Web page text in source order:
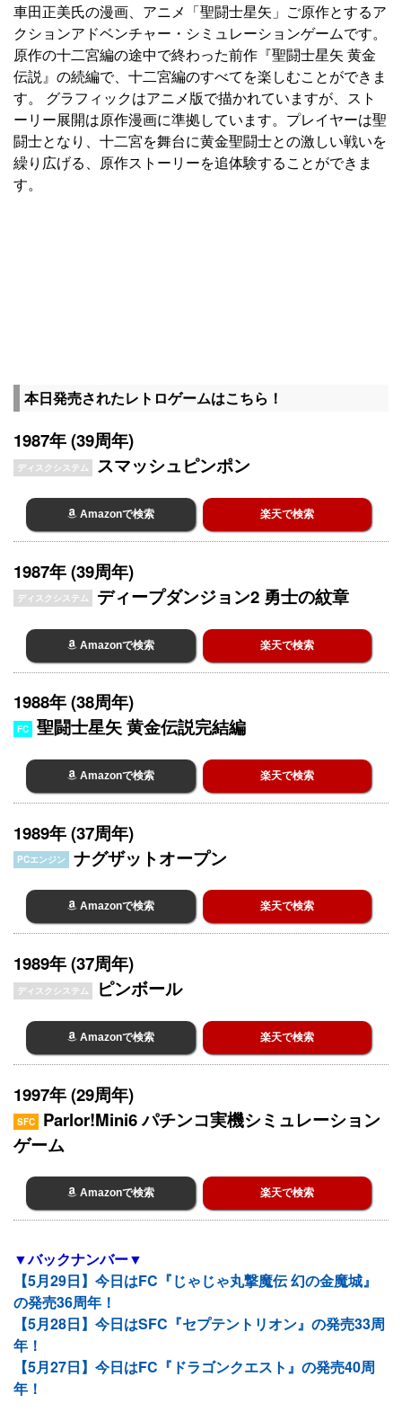
車田正美氏の漫画、アニメ「聖闘士星矢」ご原作とするア
クションアドベンチャー・シミュレーションゲームです。
原作の十二宮編の途中で終わった前作『聖闘士星矢 黄金
伝説』の続編で、十二宮編のすべてを楽しむことができま
す。 グラフィックはアニメ版で描かれていますが、スト
ーリー展開は原作漫画に準拠しています。プレイヤーは聖
闘士となり、十二宮を舞台に黄金聖闘士との激しい戦いを
繰り広げる、原作ストーリーを追体験することができま
す。
本日発売されたレトロゲームはこちら！
1987年 (39周年)
ディスクシステム スマッシュピンポン
Amazonで検索 楽天で検索
1987年 (39周年)
ディスクシステム ディープダンジョン2 勇士の紋章
Amazonで検索 楽天で検索
1988年 (38周年)
FC 聖闘士星矢 黄金伝説完結編
Amazonで検索 楽天で検索
1989年 (37周年)
PCエンジン ナグザットオープン
Amazonで検索 楽天で検索
1989年 (37周年)
ディスクシステム ピンボール
Amazonで検索 楽天で検索
1997年 (29周年)
SFC
Parlor!Mini6 パチンコ実機シミュレーション
ゲーム
Amazonで検索 楽天で検索
▼バックナンバー▼
【5月29日】今日はFC『じゃじゃ丸撃魔伝 幻の金魔城』
の発売36周年！
【5月28日】今日はSFC『セプテントリオン』の発売33周
年！
【5月27日】今日はFC『ドラゴンクエスト』の発売40周
年！